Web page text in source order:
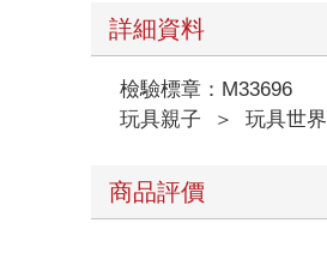
詳細資料
檢驗標章：M33696
玩具親子
＞ 玩具世界
商品評價